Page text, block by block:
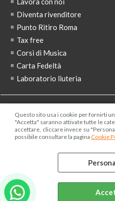
Questo sito usa i cookie per fornirti
"Accetta" saranno attivate tutte le
accettare, cliccare invece su
possibile consultare la pagina Cookie
Diventa rivenditore
Punto Ritiro Roma
Tax free
Corsi di Musica
Carta Fedeltà
Laboratorio liuteria
ISCRIVITI ALLA NEWSLETTER